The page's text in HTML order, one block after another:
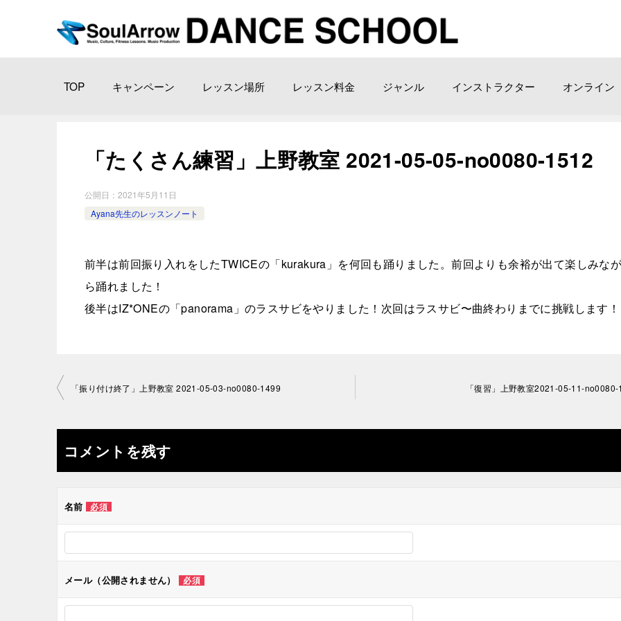
TOP キャンペーン レッスン場所 レッスン料金 ジャンル インストラクター オンライン
「たくさん練習」上野教室 2021-05-05-­no0080-­1512
公開日： 2021年5月11日
Ayana先生のレッスンノート
前半は前回振り入れをしたTWICEの「kurakura」を何回も踊りました。前回よりも余裕が出て楽しみな
ら踊れました！
後半はIZ*ONEの「panorama」のラスサビをやりました！次回はラスサビ〜曲終わりまでに挑戦します！
投
ナ
ビ
ゲ
ー
「振り付け終了」上野教室 2021-05-03-­no0080-­1499 「復習」上野教室2021-05-11-­
コメントを残す
名前 必須
メール（公開されません） 必須